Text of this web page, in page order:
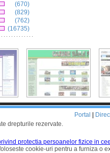
(670)
(829)
(762)
(16735)
drepturile rezervate.
Portal
protectia persoanelor fizice in
cookie-uri pentru a furniza o